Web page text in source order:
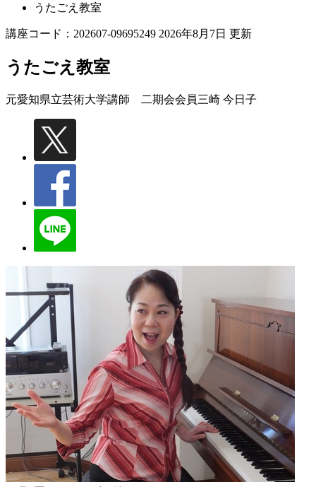
うたごえ教室
講座コード：202607-09695249 2026年8月7日 更新
うたごえ教室
元愛知県立芸術大学講師 二期会会員三崎 今日子